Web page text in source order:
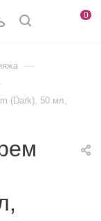
0
—
(Dark), 50 мл,